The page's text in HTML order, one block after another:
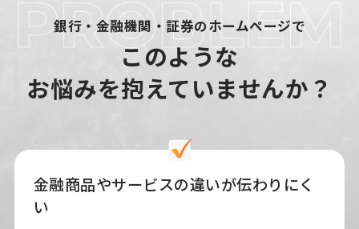
銀行・金融機関・証券のホームページで
このような
お悩みを抱えていませんか？
金融商品やサービスの違いが伝わりにく
い